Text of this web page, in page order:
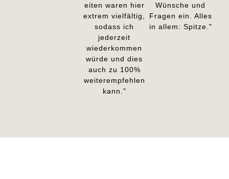
eiten waren hier
extrem vielfältig,
sodass ich
jederzeit
wiederkommen
würde und dies
auch zu 100%
weiterempfehlen
kann."
Wünsche und
Fragen ein. Alles
in allem: Spitze."